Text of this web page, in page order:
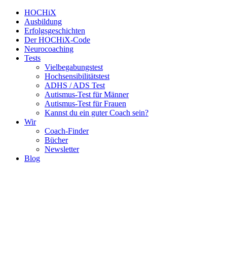
HOCHiX
Ausbildung
Erfolgsgeschichten
Der HOCHiX-Code
Neurocoaching
Tests
Vielbegabungstest
Hochsensibilitätstest
ADHS / ADS Test
Autismus-Test für Männer
Autismus-Test für Frauen
Kannst du ein guter Coach sein?
Wir
Coach-Finder
Bücher
Newsletter
Blog